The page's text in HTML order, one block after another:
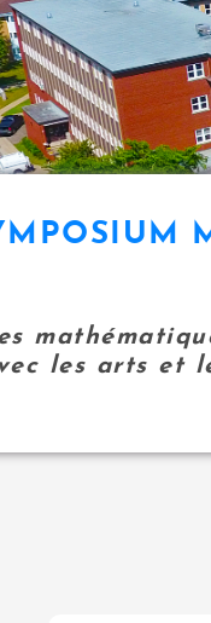
les arts et